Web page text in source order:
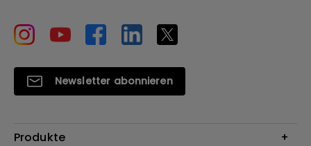
Newsletter abonnieren
Produkte